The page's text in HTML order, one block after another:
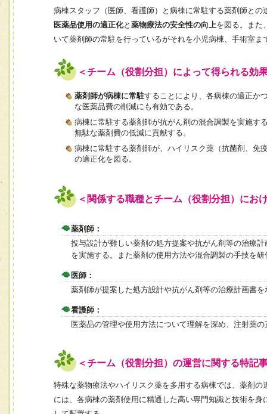
病棟スタッフ（医師、看護師）と病棟に常駐する薬剤師との
医薬品使用の適正化と 薬物療法の安全性の向上を図る。また
いて薬剤師の常駐を行っているがそれを小児病棟、手術室ま
＜チーム（役割分担）によって得られる効
薬剤師が病棟に常駐することにより、各病棟の適正か
な医薬品費の削減にも有効である。
病棟に常駐する薬剤師が抗がん剤の混合調製を実施す
無駄な薬剤費の低減に貢献する。
病棟に常駐する薬剤師が、ハイリスク薬（抗菌剤、免
の適正化を図る。
＜関係する職種とチーム（役割分担）にお
薬剤師：
投与設計が難しい薬剤の処方提案や抗がん剤等の治療
を実施する。また薬剤の使用方法や混合調製の手技を
医師：
薬剤師が提案した処方設計や抗がん剤等の治療計画書
看護師：
医薬品の管理や使用方法について理解を深め、注射薬
＜チーム（役割分担）の運営に関する特記
特殊な薬物療法やハイリスク薬を多用する病棟では、薬剤
には、各病棟の薬剤使用に精通した高い専門知識と技術を